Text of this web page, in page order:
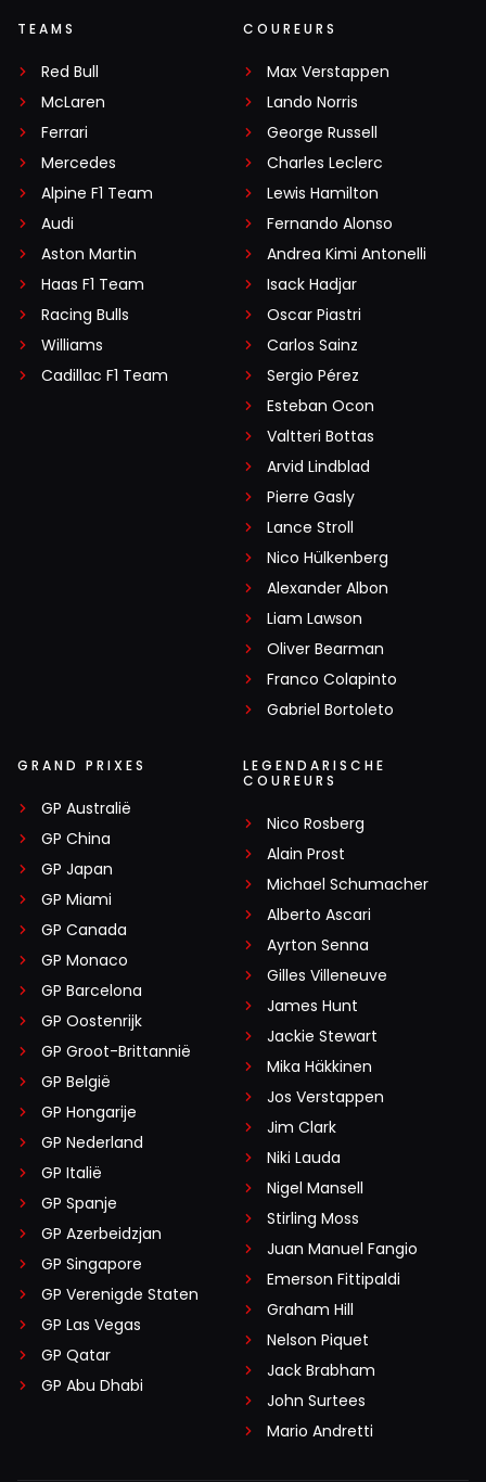
TEAMS
Red Bull
McLaren
Ferrari
Mercedes
Alpine F1 Team
Audi
Aston Martin
Haas F1 Team
Racing Bulls
Williams
Cadillac F1 Team
COUREURS
Max Verstappen
Lando Norris
George Russell
Charles Leclerc
Lewis Hamilton
Fernando Alonso
Andrea Kimi Antonelli
Isack Hadjar
Oscar Piastri
Carlos Sainz
Sergio Pérez
Esteban Ocon
Valtteri Bottas
Arvid Lindblad
Pierre Gasly
Lance Stroll
Nico Hülkenberg
Alexander Albon
Liam Lawson
Oliver Bearman
Franco Colapinto
Gabriel Bortoleto
GRAND PRIXES
GP Australië
GP China
GP Japan
GP Miami
GP Canada
GP Monaco
GP Barcelona
GP Oostenrijk
GP Groot-Brittannië
GP België
GP Hongarije
GP Nederland
GP Italië
GP Spanje
GP Azerbeidzjan
GP Singapore
GP Verenigde Staten
GP Las Vegas
GP Qatar
GP Abu Dhabi
LEGENDARISCHE
COUREURS
Nico Rosberg
Alain Prost
Michael Schumacher
Alberto Ascari
Ayrton Senna
Gilles Villeneuve
James Hunt
Jackie Stewart
Mika Häkkinen
Jos Verstappen
Jim Clark
Niki Lauda
Nigel Mansell
Stirling Moss
Juan Manuel Fangio
Emerson Fittipaldi
Graham Hill
Nelson Piquet
Jack Brabham
John Surtees
Mario Andretti